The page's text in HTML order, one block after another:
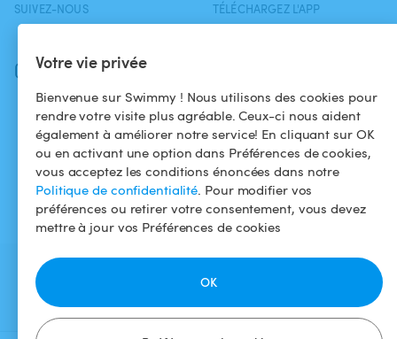
Votre vie privée
Bienvenue sur Swimmy ! Nous utilisons des cookies pour
rendre votre visite plus agréable. Ceux-ci nous aident
également à améliorer notre service! En cliquant sur OK
ou en activant une option dans Préférences de cookies,
vous acceptez les conditions énoncées dans notre
Politique de confidentialité. Pour modifier vos
préférences ou retirer votre consentement, vous devez
mettre à jour vos Préférences de cookies
OK
SUIVEZ-NOUS
Instagram
TÉLÉCHARGEZ L'APP